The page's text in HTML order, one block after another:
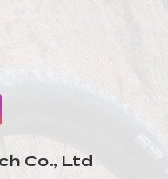
Co., Ltd